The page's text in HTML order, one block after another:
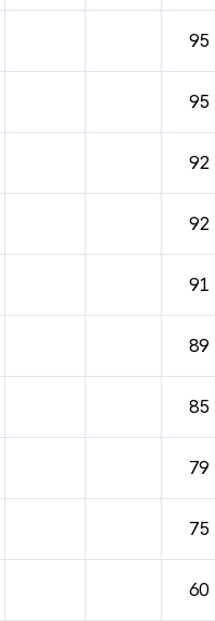
95
95
92
92
91
89
85
79
75
60